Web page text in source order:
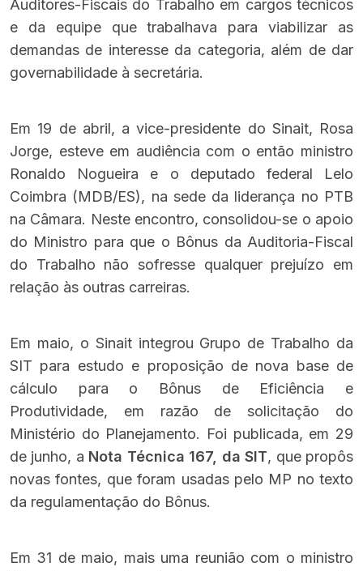
Auditores-Fiscais do Trabalho em cargos técnicos
e da equipe que trabalhava para viabilizar as
demandas de interesse da categoria, além de dar
governabilidade à secretária.
Em 19 de abril, a vice-presidente do Sinait, Rosa
Jorge, esteve em audiência com o então ministro
Ronaldo Nogueira e o deputado federal Lelo
Coimbra (MDB/ES), na sede da liderança no PTB
na Câmara. Neste encontro, consolidou-se o apoio
do Ministro para que o Bônus da Auditoria-Fiscal
do Trabalho não sofresse qualquer prejuízo em
relação às outras carreiras.
Em maio, o Sinait integrou Grupo de Trabalho da
SIT para estudo e proposição de nova base de
cálculo para o Bônus de Eficiência e
Produtividade, em razão de solicitação do
Ministério do Planejamento. Foi publicada, em 29
de junho, a Nota Técnica 167, da SIT, que propôs
novas fontes, que foram usadas pelo MP no texto
da regulamentação do Bônus.
Em 31 de maio, mais uma reunião com o ministro